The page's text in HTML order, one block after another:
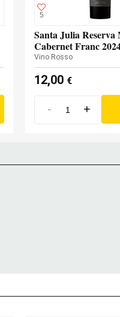
5
Santa Julia Reserva
Cabernet Franc
Vino Rosso
12,00 €
- +